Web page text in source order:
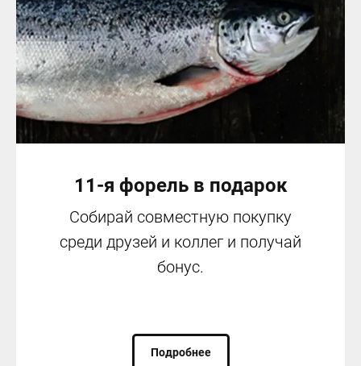
11-я форель в подарок
Собирай совместную покупку
среди друзей и коллег и получай
бонус.
Подробнее